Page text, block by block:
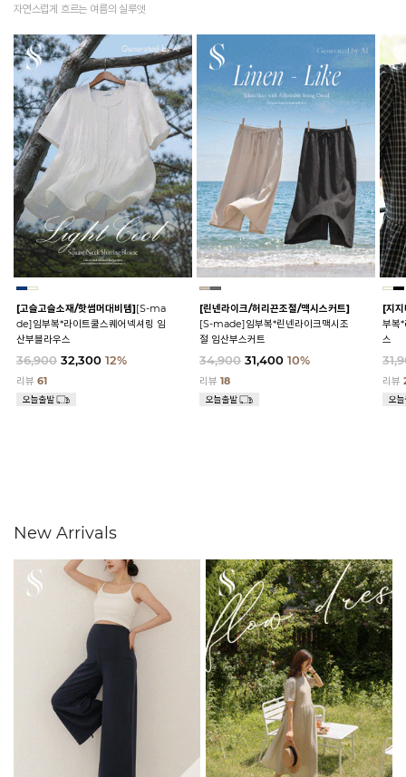
자연스럽게 흐르는 여름의 실루엣
[고슬고슬소재/핫썸머대비템][S-ma
de]임부복*라이트쿨스퀘어넥셔링 임
산부블라우스
36,900 32,300 12%
리뷰 61
[린넨라이크/허리끈조절/맥시스커트]
[S-made]임부복*린넨라이크맥시조
절 임산부스커트
34,900 31,400 10%
리뷰18
[지
부복
스
리뷰
New Arrivals